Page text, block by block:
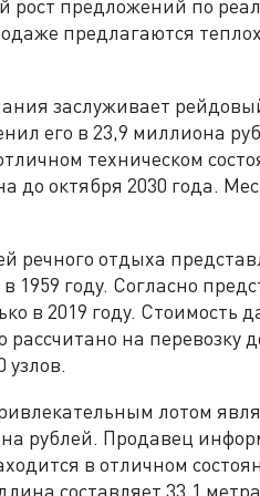
рост предложений по
предлагаются
заслуживает
его в 23,9 миллиона
техническом
до октября 2030 года.
речного отдыха
1959 году. Согласно
в 2019 году. Стоимость
рассчитано на перевозку
узлов.
лотом
рублей. Продавец
в отличном
составляет 33,1